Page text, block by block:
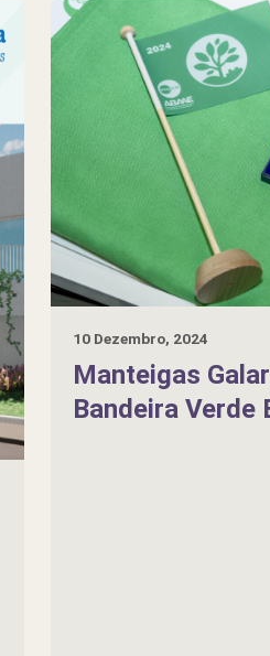
10 Dezembro, 2024
Manteigas
Bandeira Verde